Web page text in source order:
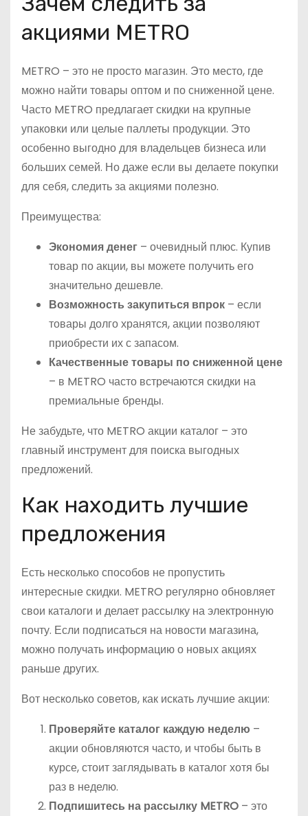
акциями METRO
METRO – это не просто магазин. Это место, где
можно найти товары оптом и по сниженной цене.
Часто METRO предлагает скидки на крупные
упаковки или целые паллеты продукции. Это
особенно выгодно для владельцев бизнеса или
больших семей. Но даже если вы делаете покупки
для себя, следить за акциями полезно.
Преимущества:
Экономия денег – очевидный плюс. Купив
товар по акции, вы можете получить его
значительно дешевле.
Возможность закупиться впрок – если
товары долго хранятся, акции позволяют
приобрести их с запасом.
Качественные товары по сниженной цене
– в METRO часто встречаются скидки на
премиальные бренды.
Не забудьте, что METRO акции каталог – это
главный инструмент для поиска выгодных
предложений.
Как находить лучшие
предложения
Есть несколько способов не пропустить
интересные скидки. METRO регулярно обновляет
свои каталоги и делает рассылку на электронную
почту. Если подписаться на новости магазина,
можно получать информацию о новых акциях
раньше других.
Вот несколько советов, как искать лучшие акции:
Проверяйте каталог каждую неделю –
акции обновляются часто, и чтобы быть в
курсе, стоит заглядывать в каталог хотя бы
раз в неделю.
Подпишитесь на рассылку METRO – это